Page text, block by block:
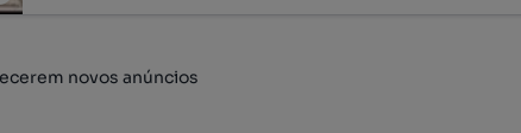
novos anúncios